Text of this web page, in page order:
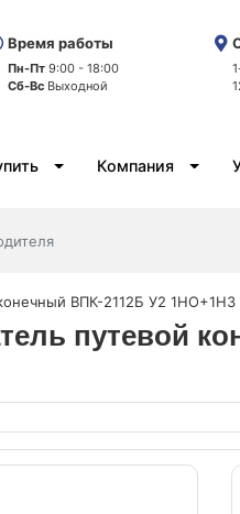
Время работы
Пн-Пт 9:00 - 18:00
Сб-Вс Выходной
Компания
ВПК-2112Б У2 1НО+1НЗ
путевой